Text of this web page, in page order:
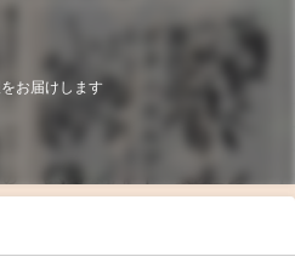
お届けします